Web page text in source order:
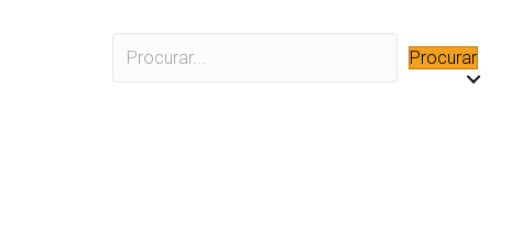
Procurar